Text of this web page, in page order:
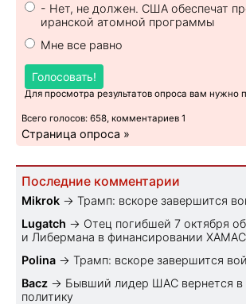
- Нет, не должен. США обеспечат
иранской атомной программы
Мне все равно
Голосовать!
Для просмотра результатов опроса вам нужно
Всего голосов: 658, комментариев 1
Страница опроса »
Последние комментарии
Mikrok → Трамп: вскоре завершится
Lugatch → Отец погибшей 7 октября
и Либермана в финансировании ХАМАС
Polina → Трамп: вскоре завершится
Bacz → Бывший лидер ШАС вернется
политику